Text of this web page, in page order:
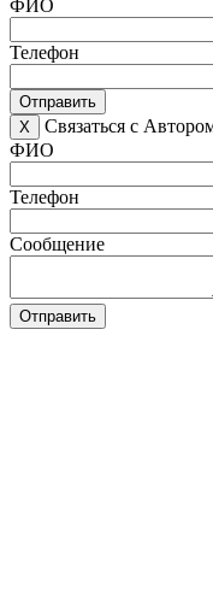
ФИО
Телефон
Отправить
X
Связаться с
ФИО
Телефон
Сообщение
Отправить